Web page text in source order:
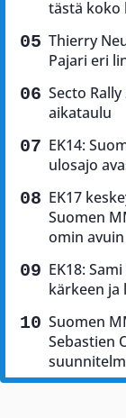
tästä koko
Thierry
Pajari eri
Secto
aikataulu
EK14:
ulosajo
EK17
Suomen
omin avuin
EK18:
kärkeen
Suomen
Sebastien